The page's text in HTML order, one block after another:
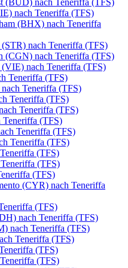
(BUD) nach Teneriffa (TFS)
nach Teneriffa (TFS)
(BHX) nach Teneriffa
nach Teneriffa (TFS)
(CGN) nach Teneriffa (TFS)
nach Teneriffa (TFS)
Teneriffa (TFS)
Teneriffa (TFS)
Teneriffa (TFS)
Teneriffa (TFS)
(TFS)
Teneriffa (TFS)
Teneriffa (TFS)
(TFS)
(TFS)
(TFS)
(CYR) nach Teneriffa
(TFS)
nach Teneriffa (TFS)
nach Teneriffa (TFS)
Teneriffa (TFS)
(TFS)
(TFS)